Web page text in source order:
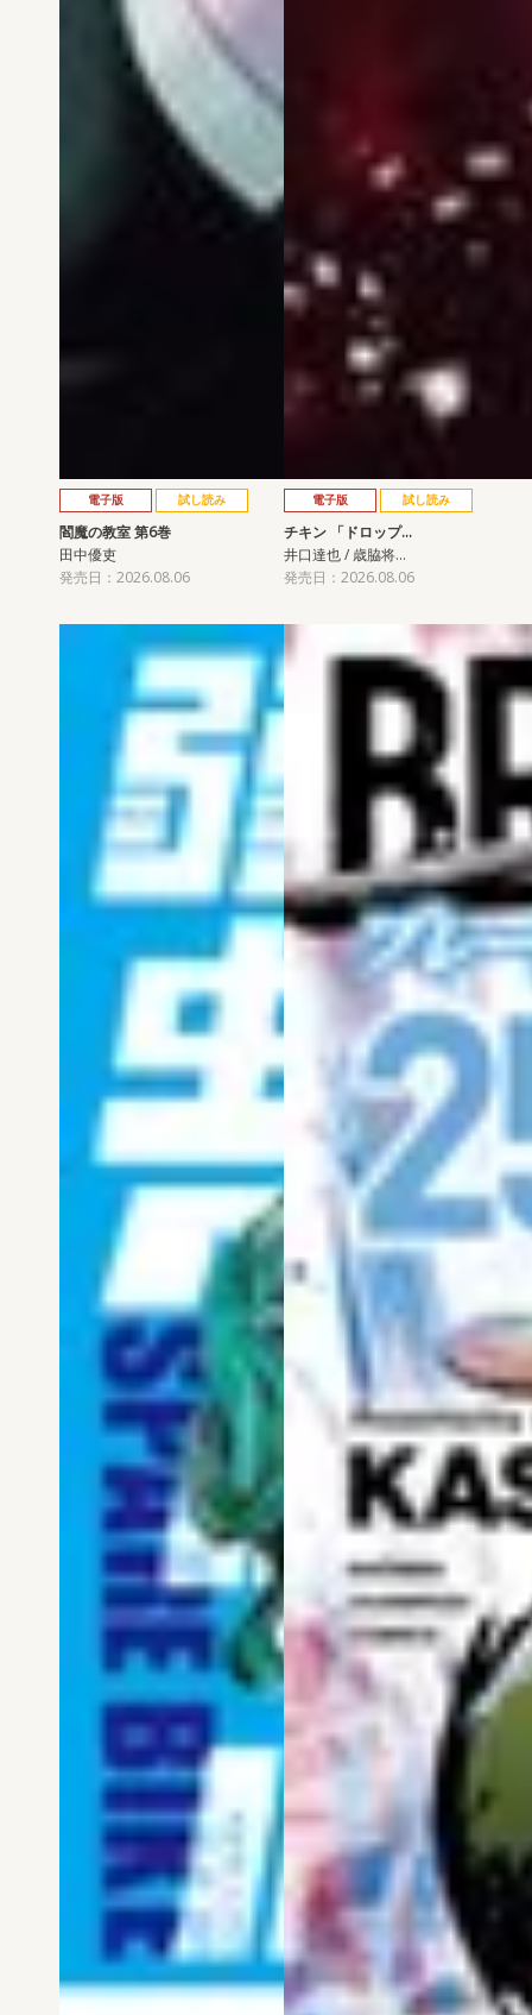
電子版 試し読み
閻魔の教室 第6巻
田中優吏
発売日：2026.08.06
電子版 試し読み
チキン 「ドロップ…
井口達也 / 歳脇将…
発売日：2026.08.06